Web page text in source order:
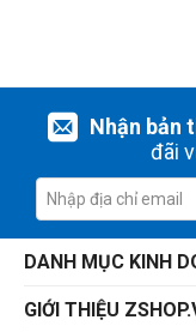
Nhận bản
đãi
DANH MỤC KINH
GIỚI THIỆU